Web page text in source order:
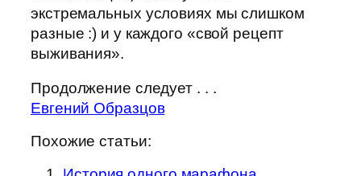
экстремальных условиях мы слишком
разные :) и у каждого «свой рецепт
выживания».
Продолжение следует . . .
Евгений Образцов
Похожие статьи: